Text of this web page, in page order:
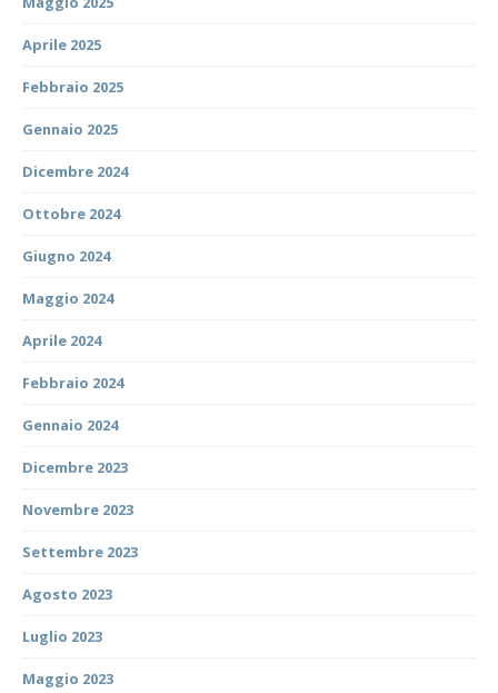
Aprile 2025
Febbraio 2025
Gennaio 2025
Dicembre 2024
Ottobre 2024
Giugno 2024
Maggio 2024
Aprile 2024
Febbraio 2024
Gennaio 2024
Dicembre 2023
Novembre 2023
Settembre 2023
Agosto 2023
Luglio 2023
Maggio 2023